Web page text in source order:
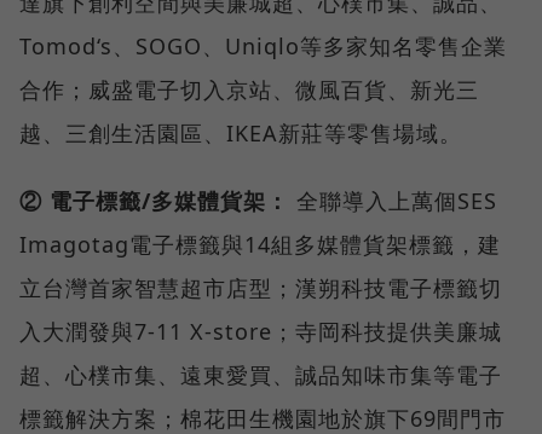
Tomod‘s、SOGO、Uniqlo等多家知名零售企業
合作；威盛電子切入京站、微風百貨、新光三
越、三創生活園區、IKEA新莊等零售場域。
② 電子標籤/多媒體貨架：
全聯導入上萬個SES
Imagotag電子標籤與14組多媒體貨架標籤，建
立台灣首家智慧超市店型；漢朔科技電子標籤切
入大潤發與7-11 X-store；寺岡科技提供美廉城
超、心樸市集、遠東愛買、誠品知味市集等電子
標籤解決方案；棉花田生機園地於旗下69間門市